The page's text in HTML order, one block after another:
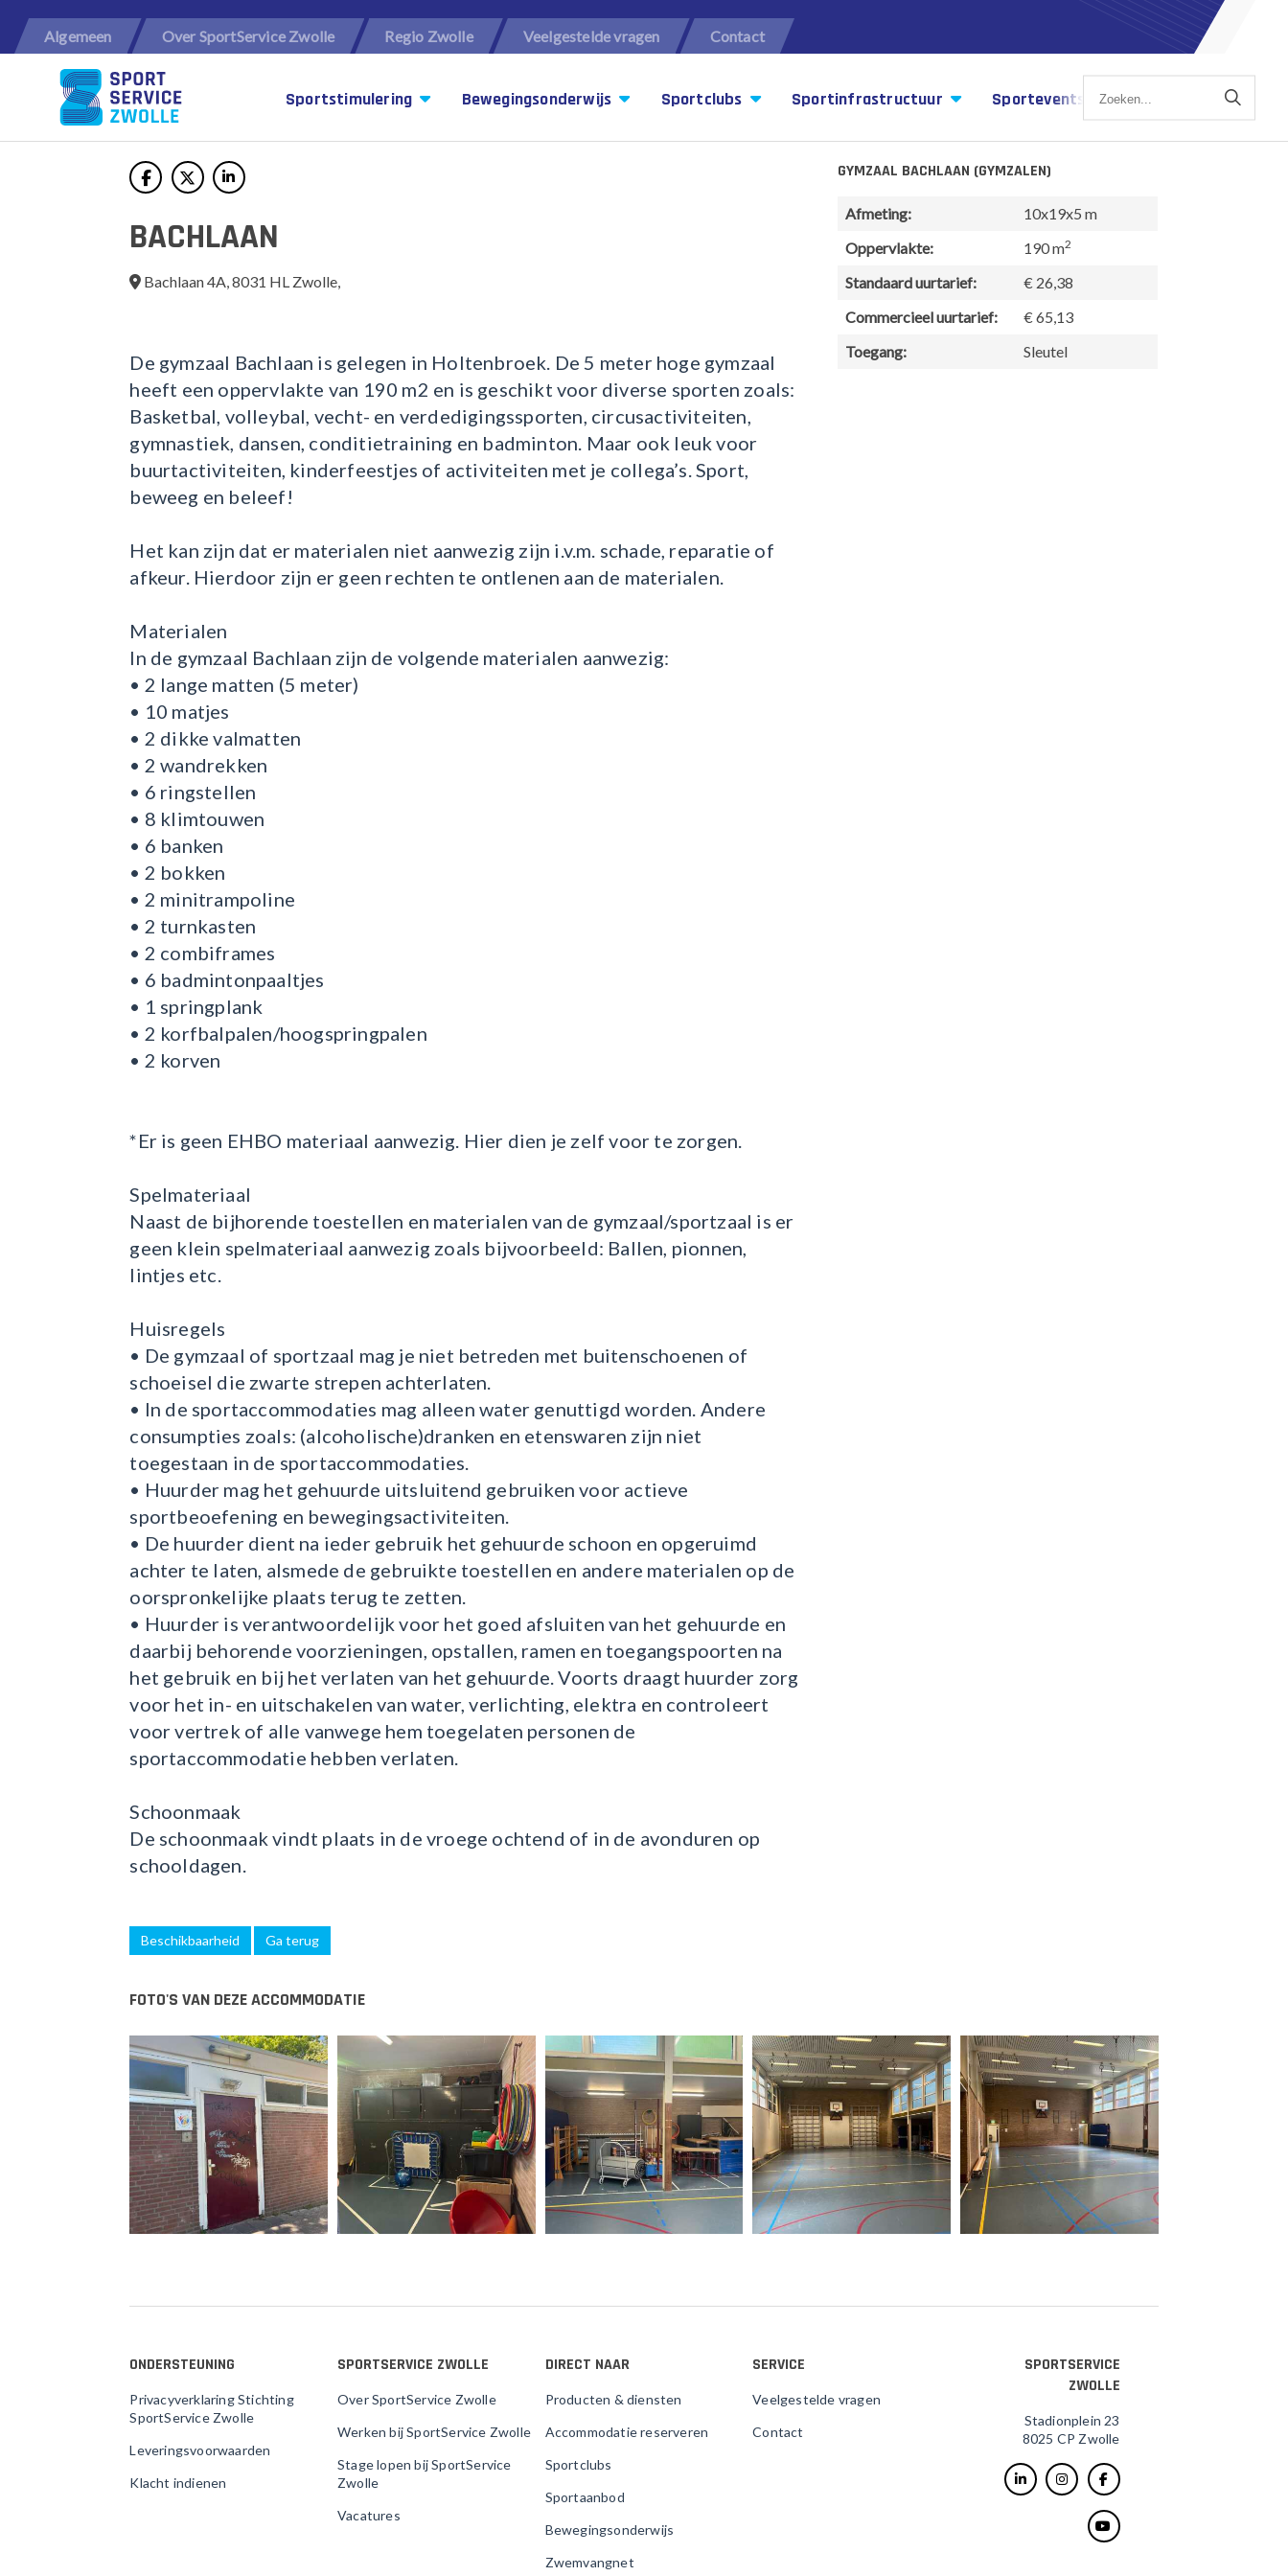
Algemeen Over SportService Zwolle Regio Zwolle Veelgestelde vragen Contact
Sportstimulering Bewegingsonderwijs Sportclubs Sportinfrastructuur Sportevents Sportagenda
BACHLAAN
Bachlaan 4A, 8031 HL Zwolle,
De gymzaal Bachlaan is gelegen in Holtenbroek. De 5 meter hoge gymzaal
heeft een oppervlakte van 190 m2 en is geschikt voor diverse sporten zoals:
Basketbal, volleybal, vecht- en verdedigingssporten, circusactiviteiten,
gymnastiek, dansen, conditietraining en badminton. Maar ook leuk voor
buurtactiviteiten, kinderfeestjes of activiteiten met je collega’s. Sport,
beweeg en beleef!
Het kan zijn dat er materialen niet aanwezig zijn i.v.m. schade, reparatie of
afkeur. Hierdoor zijn er geen rechten te ontlenen aan de materialen.
Materialen
In de gymzaal Bachlaan zijn de volgende materialen aanwezig:
• 2 lange matten (5 meter)
• 10 matjes
• 2 dikke valmatten
• 2 wandrekken
• 6 ringstellen
• 8 klimtouwen
• 6 banken
• 2 bokken
• 2 minitrampoline
• 2 turnkasten
• 2 combiframes
• 6 badmintonpaaltjes
• 1 springplank
• 2 korfbalpalen/hoogspringpalen
• 2 korven
*Er is geen EHBO materiaal aanwezig. Hier dien je zelf voor te zorgen.
Spelmateriaal
Naast de bijhorende toestellen en materialen van de gymzaal/sportzaal is er
geen klein spelmateriaal aanwezig zoals bijvoorbeeld: Ballen, pionnen,
lintjes etc.
Huisregels
• De gymzaal of sportzaal mag je niet betreden met buitenschoenen of
schoeisel die zwarte strepen achterlaten.
• In de sportaccommodaties mag alleen water genuttigd worden. Andere
consumpties zoals: (alcoholische)dranken en etenswaren zijn niet
toegestaan in de sportaccommodaties.
• Huurder mag het gehuurde uitsluitend gebruiken voor actieve
sportbeoefening en bewegingsactiviteiten.
• De huurder dient na ieder gebruik het gehuurde schoon en opgeruimd
achter te laten, alsmede de gebruikte toestellen en andere materialen op de
oorspronkelijke plaats terug te zetten.
• Huurder is verantwoordelijk voor het goed afsluiten van het gehuurde en
daarbij behorende voorzieningen, opstallen, ramen en toegangspoorten na
het gebruik en bij het verlaten van het gehuurde. Voorts draagt huurder zorg
voor het in- en uitschakelen van water, verlichting, elektra en controleert
voor vertrek of alle vanwege hem toegelaten personen de
sportaccommodatie hebben verlaten.
Schoonmaak
De schoonmaak vindt plaats in de vroege ochtend of in de avonduren op
schooldagen.
Beschikbaarheid Ga terug
GYMZAAL BACHLAAN (GYMZALEN)
Afmeting:
10x19x5 m
Oppervlakte:
190 m2
Standaard uurtarief:
€ 26,38
Commercieel uurtarief:
€ 65,13
Toegang:
Sleutel
FOTO'S VAN DEZE ACCOMMODATIE
ONDERSTEUNING
Privacyverklaring Stichting
SportService Zwolle
Leveringsvoorwaarden
Klacht indienen
SPORTSERVICE ZWOLLE
Over SportService Zwolle
Werken bij SportService Zwolle
Stage lopen bij SportService
Zwolle
Vacatures
DIRECT NAAR
Producten & diensten
Accommodatie reserveren
Sportclubs
Sportaanbod
Bewegingsonderwijs
Zwemvangnet
SERVICE
Veelgestelde vragen
Contact
SPORTSERVICE
ZWOLLE
Stadionplein 23
8025 CP Zwolle